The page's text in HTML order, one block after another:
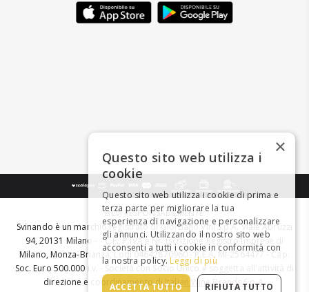
BEVI RESPONSABILMENTE
Svinando è un marchio registrato di Giordano Vini S.p.A. Viale Abruzzi
94, 20131 Milano - - C.F., P.IVA e Nr. Iscrizione Registro Imprese di
Milano, Monza-Brianza, Lodi 04642870960 - R.E.A. MI-2564477 - Cap.
Soc. Euro 500.000 i.v. - Società con Socio Unico e soggetta all'attività di
direzione e coordinamento diItalian Wine Brands S.p.A.
×
Questo sito web utilizza i
cookie
Questo sito web utilizza i cookie di prima e
terza parte per migliorare la tua
esperienza di navigazione e personalizzare
gli annunci. Utilizzando il nostro sito web
acconsenti a tutti i cookie in conformità con
la nostra policy. Leggi di più
ACCETTA TUTTO RIFIUTA TUTTO